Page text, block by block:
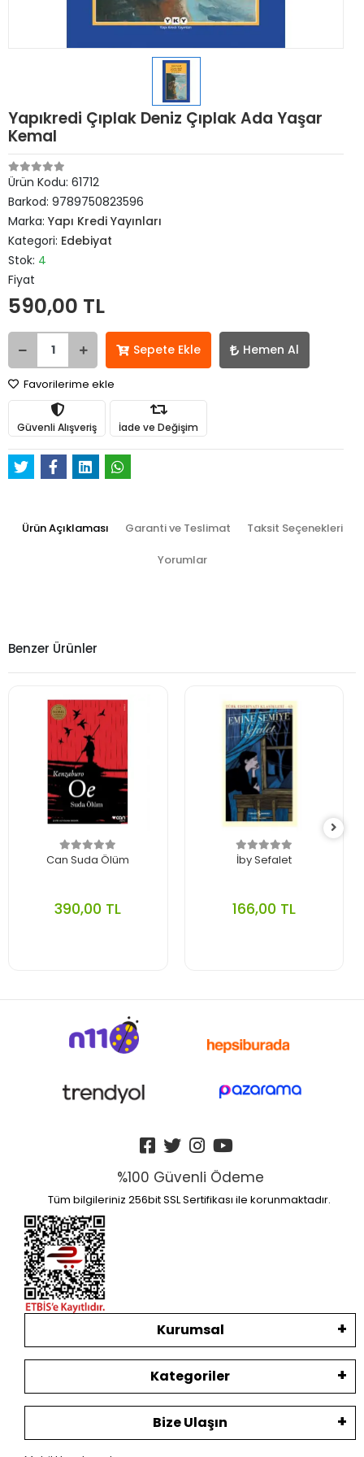
Yapıkredi Çıplak Deniz Çıplak Ada Yaşar
Kemal
Ürün Kodu: 61712
Barkod: 9789750823596
Marka: Yapı Kredi Yayınları
Kategori: Edebiyat
Stok: 4
Fiyat
590,00 TL
Sepete Ekle Hemen Al
Favorilerime ekle
Güvenli Alışveriş İade ve Değişim
Ürün Açıklaması Garanti ve Teslimat Taksit Seçenekleri
Yorumlar
Benzer Ürünler
Can Suda Ölüm
390,00 TL
İby Sefalet
166,00 TL
%100 Güvenli Ödeme
Tüm bilgileriniz 256bit SSL Sertifikası ile korunmaktadır.
Kurumsal
Kategoriler
Bize Ulaşın